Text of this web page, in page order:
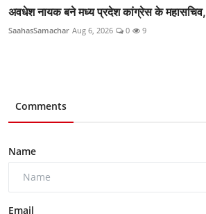
अवधेश नायक बने मध्य प्रदेश कांग्रेस के महासचिव,
SaahasSamachar Aug 6, 2026 0 9
Comments
Name
Email